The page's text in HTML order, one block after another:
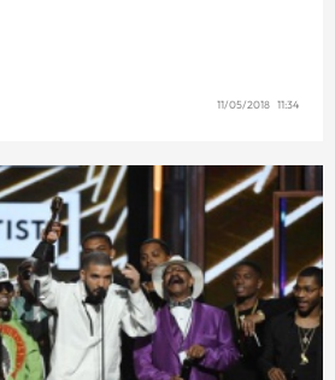
11/05/2018 11:34